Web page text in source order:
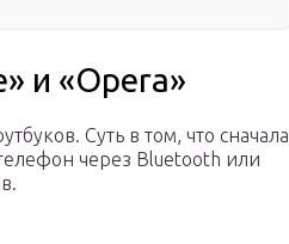
и «Opera»
Суть в том, что сначала
через Bluetooth или